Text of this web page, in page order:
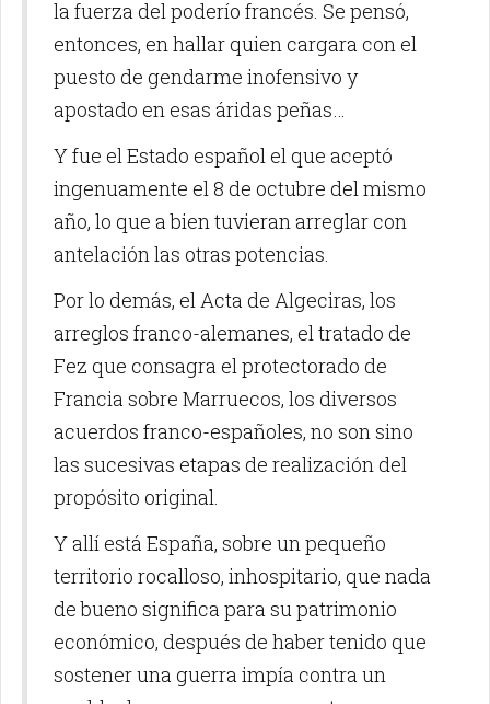
la fuerza del poderío francés. Se pensó,
entonces, en hallar quien cargara con el
puesto de gendarme inofensivo y
apostado en esas áridas peñas…
Y fue el Estado español el que aceptó
ingenuamente el 8 de octubre del mismo
año, lo que a bien tuvieran arreglar con
antelación las otras potencias.
Por lo demás, el Acta de Algeciras, los
arreglos franco-alemanes, el tratado de
Fez que consagra el protectorado de
Francia sobre Marruecos, los diversos
acuerdos franco-españoles, no son sino
las sucesivas etapas de realización del
propósito original.
Y allí está España, sobre un pequeño
territorio rocalloso, inhospitario, que nada
de bueno significa para su patrimonio
económico, después de haber tenido que
sostener una guerra impía contra un